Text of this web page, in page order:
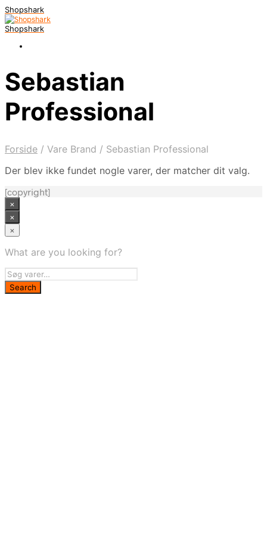
Shopshark
Shopshark
Sebastian
Professional
Forside / Vare Brand / Sebastian Professional
Der blev ikke fundet nogle varer, der matcher dit valg.
[copyright]
×
×
×
What are you looking for?